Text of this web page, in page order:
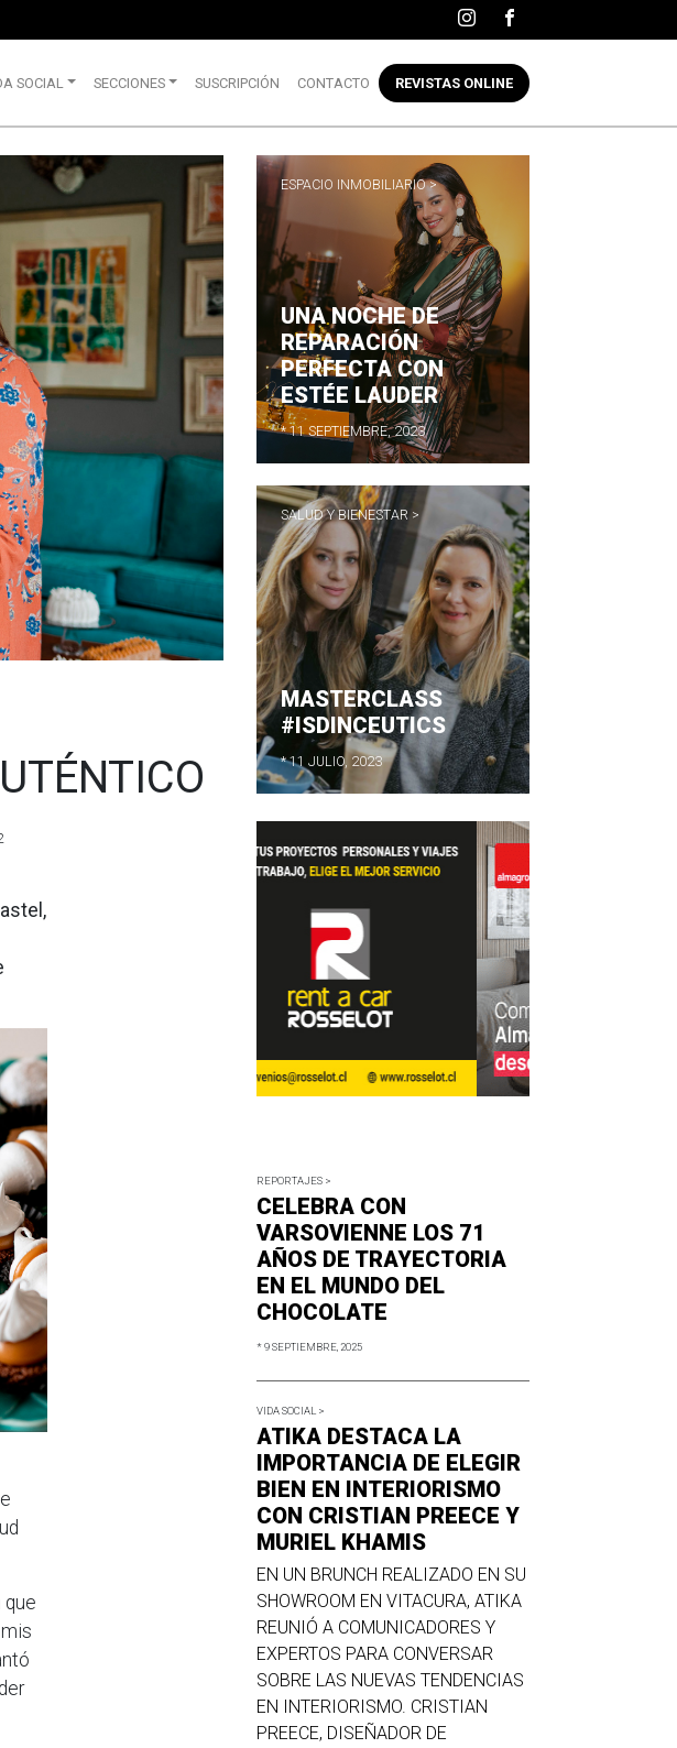
SOCIAL SECCIONES SUSCRIPCIÓN CONTACTO REVISTAS ONLINE
que
ESPACIO INMOBILIARIO >
UNA NOCHE DE
REPARACIÓN
PERFECTA CON
ESTÉE LAUDER
* 11 SEPTIEMBRE, 2023
SALUD Y BIENESTAR >
MASTERCLASS
#ISDINCEUTICS
* 11 JULIO, 2023
REPORTAJES >
CELEBRA CON
VARSOVIENNE LOS 71
AÑOS DE TRAYECTORIA
EN EL MUNDO DEL
CHOCOLATE
* 9 SEPTIEMBRE, 2025
VIDA SOCIAL >
ATIKA DESTACA LA
IMPORTANCIA DE ELEGIR
BIEN EN INTERIORISMO
CON CRISTIAN PREECE Y
MURIEL KHAMIS
EN UN BRUNCH REALIZADO EN SU
SHOWROOM EN VITACURA, ATIKA
REUNIÓ A COMUNICADORES Y
EXPERTOS PARA CONVERSAR
SOBRE LAS NUEVAS TENDENCIAS
EN INTERIORISMO. CRISTIAN
PREECE, DISEÑADOR DE